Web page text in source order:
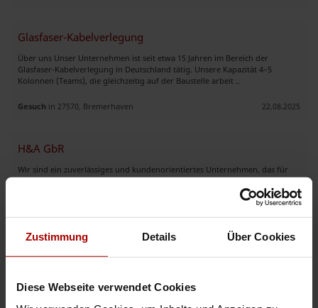
Zustimmung Details Über Cookies
Diese Webseite verwendet Cookies
Glasfaser-Kabelverlegung
Über uns Unser Unternehmen ist seit etwa 15 Jahren im Bereich der
Glasfaser-Kabelverlegung in Deutschland tätig. Unsere Kapazität 4–5
Kolonnen (Teams), die gleichzeitig auf der Baustelle arbeit ..
Gesuch in 27570, Bremerhaven 22.08.2025
H&A GbR
Wir sind ein zuverlässiges und kundenorientiertes Unternehmen, das für
Qualität, Professionalität und erstklassigen Service steht. Unser Ziel ist es,
Gesuchin 30449, Hannover 07.08.2026
Zuverlässiger Nachunternehmer für Glasfaser - und Tiefbauprojekte.
Erfahrung im Bereich Glasfaserverlegung, Kabel- und Rohrleitungsbau.
Unser Team besteht aus mehr als 20 qualifizierten Fachkräfte ..